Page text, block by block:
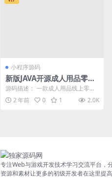
小程序源码
新版JAVA开源成人用品零售
商城APP源码 内含安卓IOS
双端原生源码+小程序源码
源码描述： 一款成人用品线上零售
商城JAVA源码，支持h5+安卓+ios
+微信小...
2 年前 0 1 2.0K
专注Web与游戏开发技术学习交流平台，
资源和素材让更多的初级开发者在这里提